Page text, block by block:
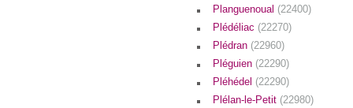
Planguenoual (22400)
Plédéliac (22270)
Plédran (22960)
Pléguien (22290)
Pléhédel (22290)
Plélan-le-Petit (22980)